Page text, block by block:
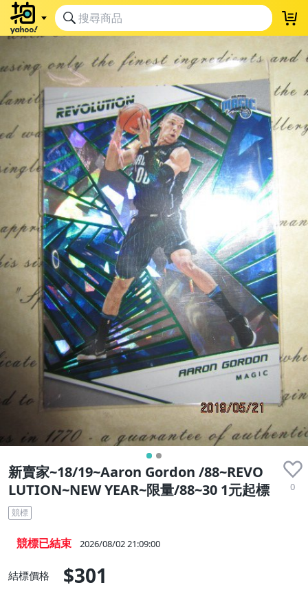
新賣家~18/19~Aaron Gordon /88~REVO
LUTION~NEW YEAR~限量/88~30 1元起標
0
競標
競標已結束 2026/08/02 21:09:00
結標價格 $301